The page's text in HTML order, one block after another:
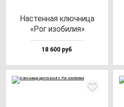
Нас­тен­ная ключ­ни­ца
«Рог изо­би­лия»
18 600 руб